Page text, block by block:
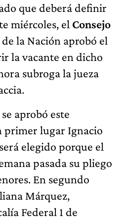
que deberá definir
miércoles, el Consejo
de la Nación aprobó el
la vacante en dicho
subroga la jueza
aprobó este
primer lugar Ignacio
elegido porque el
pasada su pliego
En segundo
Márquez,
Federal 1 de